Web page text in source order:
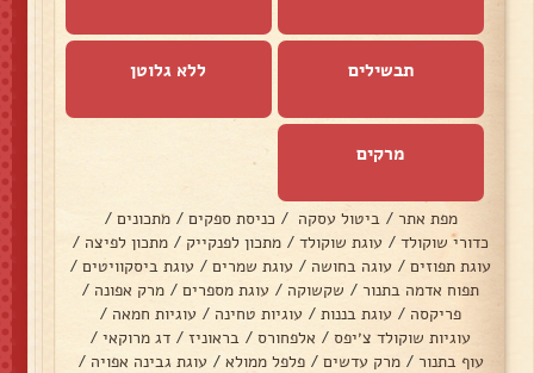
תבשילים ללא גלוטן
מרקים
מפת אתר / ביטול עסקה / כניסת ספקים / מתכונים /
כדורי שוקולד / עוגת שוקולד / מתכון לפנקייק / מתכון לפיצה /
עוגת תפוזים / עוגה בחושה / עוגת שמרים / עוגת ביסקוויטים /
תפוח אדמה בתנור / שקשוקה / עוגת מספרים / מרק אפונה /
פריקסה / עוגת בננות / עוגיות טחינה / עוגיות חמאה /
עוגיות שוקולד צ׳יפס / אלפחורס / בראוניז / דג מרוקאי /
עוף בתנור / מרק עדשים / פלפל ממולא / עוגת גבינה אפויה /